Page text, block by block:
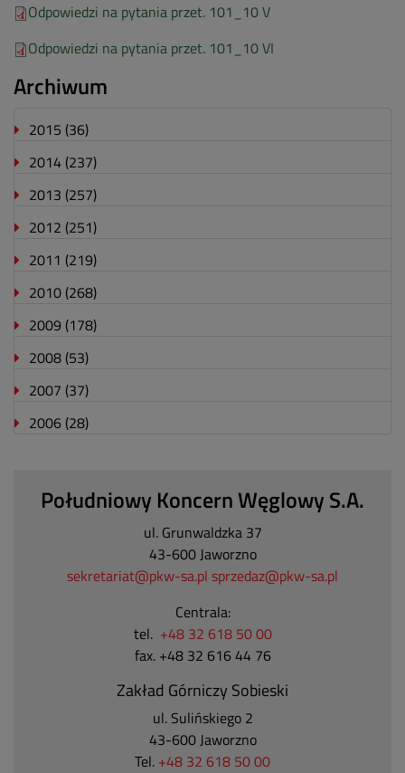
Odpowiedzi na pytania przet. 101_10 V
Odpowiedzi na pytania przet. 101_10 VI
Archiwum
2015 (36)
2014 (237)
2013 (257)
2012 (251)
2011 (219)
2010 (268)
2009 (178)
2008 (53)
2007 (37)
2006 (28)
Południowy Koncern Węglowy S.A.
ul. Grunwaldzka 37
43-600 Jaworzno
sekretariat@pkw-sa.pl sprzedaz@pkw-sa.pl
Centrala:
tel. +48 32 618 50 00
fax. +48 32 616 44 76
Zakład Górniczy Sobieski
ul. Sulińskiego 2
43-600 Jaworzno
Tel. +48 32 618 50 00